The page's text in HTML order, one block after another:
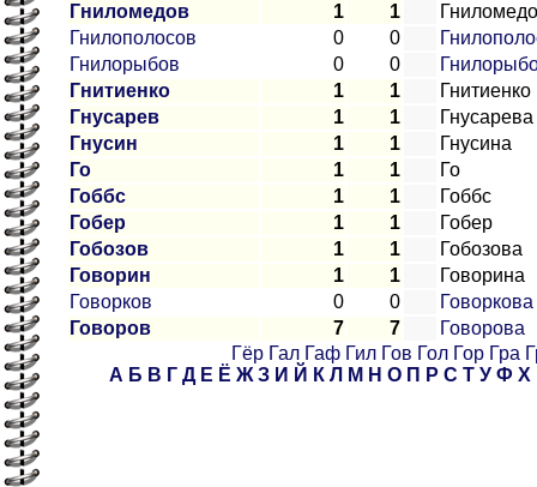
Гниломедов
1 1
Гнилополосов
0 0
Гнилорыбов
0 0
Гнитиенко
1 1
Гнитиенко
Гнусарев
1 1
Гнусарева
Гнусин
1 1
Гнусина
Го
1 1
Го
Гоббс
1 1
Гоббс
Гобер
1 1
Гобер
Гобозов
1 1
Гобозова
Говорин
1 1
Говорина
Говорков
0 0
Говоркова
Говоров
7 7
Говорова
Гёр Гал Гаф Гил Гов Гол Гор Гра
А Б В Г Д Е Ё Ж З И Й К Л М Н О П Р С Т У Ф Х